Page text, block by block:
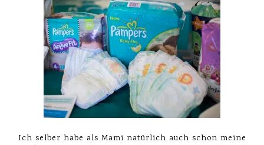
Ich selber habe als Mami natürlich auch schon meine